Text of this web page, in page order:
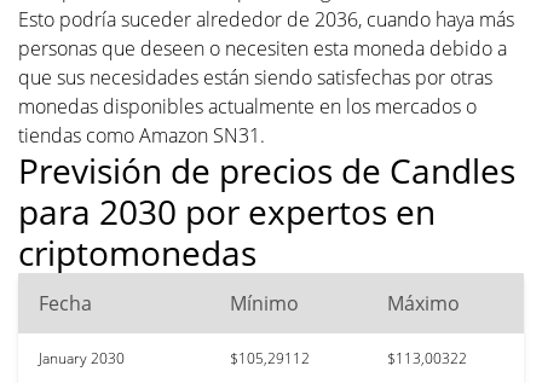
Esto podría suceder alrededor de 2036, cuando haya más
personas que deseen o necesiten esta moneda debido a
que sus necesidades están siendo satisfechas por otras
monedas disponibles actualmente en los mercados o
tiendas como Amazon SN31.
Previsión de precios de Candles
para 2030 por expertos en
criptomonedas
Fecha Mínimo Máximo
January 2030 $105,29112 $113,00322